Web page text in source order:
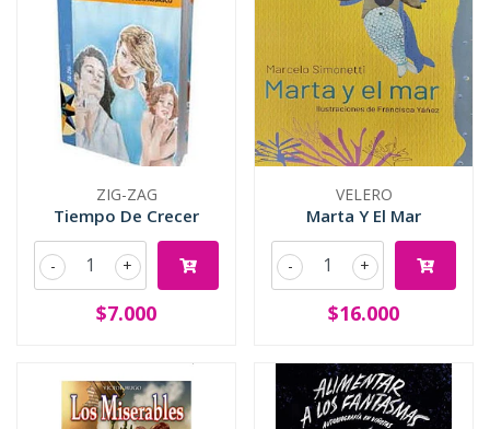
ZIG-ZAG
Tiempo De Crecer
+
-
$7.000
VELERO
Marta Y El Mar
+
-
$16.000